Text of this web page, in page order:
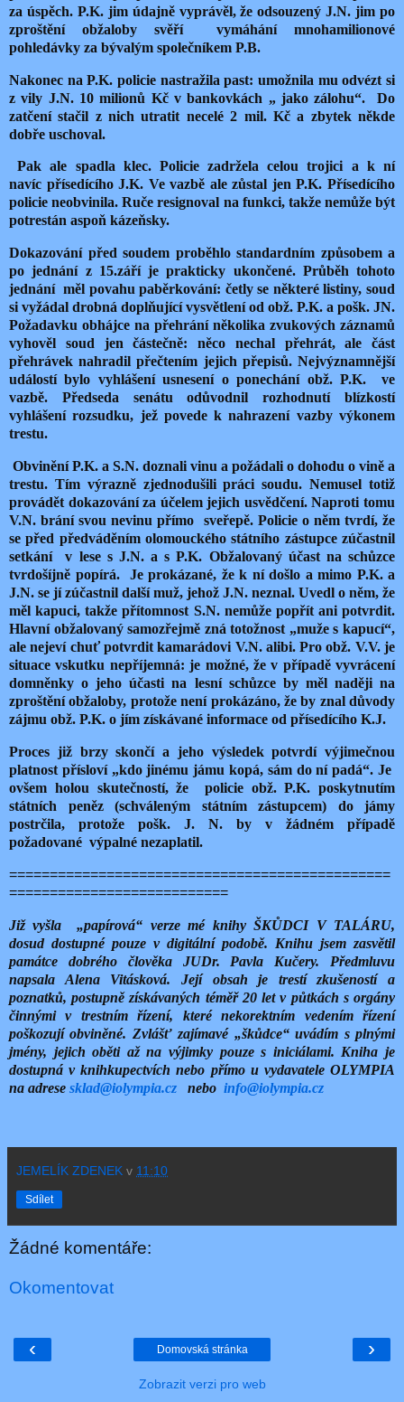
za úspěch. P.K. jim údajně vyprávěl,že odsouzený J.N. jim po
zproštění obžaloby svěří vymáhání mnohamilionové
pohledávky za bývalým společníkem P.B.
Nakonec na P.K. policie nastražila past: umožnila mu odvézt si
z vily J.N. 10 milionů Kč v bankovkách „ jako zálohu“. Do
zatčení stačil z nich utratit necelé 2 mil. Kč a zbytek někde
dobře uschoval.
Pak ale spadla klec. Policie zadržela celou trojici a k ní
navíc přísedícího J.K. Ve vazbě ale zůstal jen P.K. Přísedícího
policie neobvinila. Ruče resignoval na funkci, takže nemůže být
potrestán aspoň kázeňsky.
Dokazování před soudem proběhlo standardním způsobem a
po jednání z 15.září je prakticky ukončené. Průběh tohoto
jednání měl povahu paběrkování: četly se některé listiny, soud
si vyžádal drobná doplňující vysvětlení od obž. P.K. a pošk. JN.
Požadavku obhájce na přehrání několika zvukových záznamů
vyhověl soud jen částečně: něco nechal přehrát, ale část
přehrávek nahradil přečtením jejich přepisů. Nejvýznamnější
událostí bylo vyhlášení usnesení o ponechání obž. P.K. ve
vazbě. Předseda senátu odůvodnil rozhodnutí blízkostí
vyhlášení rozsudku, jež povede k nahrazení vazby výkonem
trestu.
Obvinění P.K. a S.N. doznali vinu a požádali o dohodu o vině a
trestu. Tím výrazně zjednodušili práci soudu. Nemusel totiž
provádět dokazování za účelem jejich usvědčení. Naproti tomu
V.N. brání svou nevinu přímo sveřepě. Policie o něm tvrdí, že
se před předváděním olomouckého státního zástupce zúčastnil
setkání v lese s J.N. a s P.K. Obžalovaný účast na schůzce
tvrdošíjně popírá. Je prokázané, že k ní došlo a mimo P.K. a
J.N. se jí zúčastnil další muž, jehož J.N. neznal. Uvedl o něm, že
měl kapuci, takže přítomnost S.N. nemůže popřít ani potvrdit.
Hlavní obžalovaný samozřejmě zná totožnost „muže s kapucí“,
ale nejeví chuť potvrdit kamarádovi V.N. alibi. Pro obž. V.V. je
situace vskutku nepříjemná: je možné, že v případě vyvrácení
domněnky o jeho účasti na lesní schůzce by měl naději na
zproštění obžaloby, protože není prokázáno, že by znal důvody
zájmu obž. P.K. o jím získávané informace od přísedícího K.J.
Proces již brzy skončí a jeho výsledek potvrdí výjimečnou
platnost přísloví „kdo jinému jámu kopá, sám do ní padá“. Je
ovšem holou skutečností, že policie obž.P.K. poskytnutím
státních peněz (schváleným státním zástupcem) do jámy
postrčila, protože pošk. J. N. by v žádném případě
požadované výpalné nezaplatil.
===============================================
===========================
Již vyšla „papírová“ verze mé knihy ŠKŮDCI V TALÁRU,
dosud dostupné pouze v digitální podobě. Knihu jsem zasvětil
památce dobrého člověka JUDr. Pavla Kučery. Předmluvu
napsala Alena Vitásková. Její obsah je trestí zkušeností a
poznatků, postupně získávaných téměř 20 let v půtkách s orgány
činnými v trestním řízení, které nekorektním vedením řízení
poškozují obviněné. Zvlášť zajímavé „škůdce“ uvádím s plnými
jmény, jejich oběti až na výjimky pouze s iniciálami. Kniha je
dostupná v knihkupectvích nebo přímo u vydavatele OLYMPIA
na adrese sklad@iolympia.cz nebo info@iolympia.cz
JEMELÍK ZDENEK v 11:10
Sdílet
Žádné komentáře:
Okomentovat
‹ ›
Domovská stránka
Zobrazit verzi pro web